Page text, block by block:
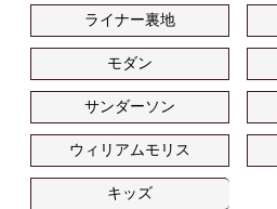
ライナー裏地
モダン
サンダーソン
ウィリアムモリス
キッズ